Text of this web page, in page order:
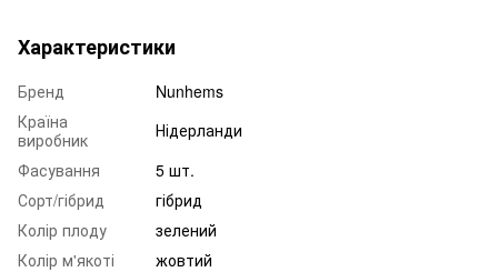
Характеристики
Бренд
Nunhems
Країна
виробник
Нідерланди
Фасування
5 шт.
Сорт/гібрид
гібрид
Колір плоду
зелений
Колір м'якоті
жовтий